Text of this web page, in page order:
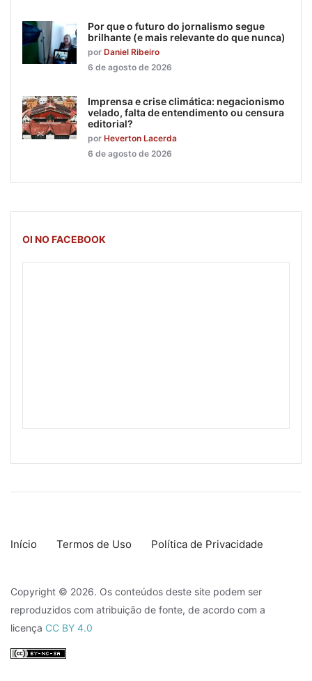
Por que o futuro do jornalismo segue
brilhante (e mais relevante do que nunca)
por Daniel Ribeiro
6 de agosto de 2026
Imprensa e crise climática: negacionismo
velado, falta de entendimento ou censura
editorial?
por Heverton Lacerda
6 de agosto de 2026
OI NO FACEBOOK
Início Termos de Uso Política de Privacidade
Copyright © 2026. Os conteúdos deste site podem ser
reproduzidos com atribuição de fonte, de acordo com a
licença CC BY 4.0